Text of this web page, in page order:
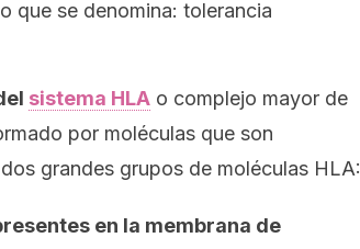
que se denomina: tolerancia
sistema HLA o complejo mayor de
por moléculas que son
grandes grupos de moléculas HLA:
en la membrana de